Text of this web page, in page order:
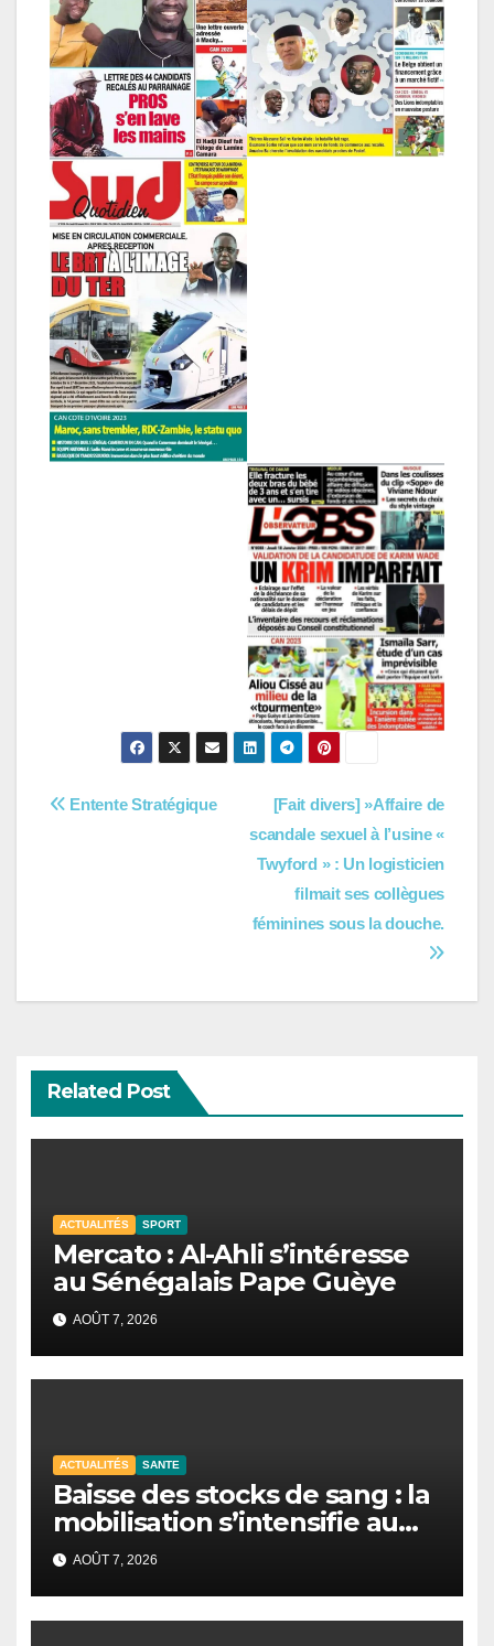
Navigation
[Fait divers] »Affaire de
scandale sexuel à l’usine «
Twyford » : Un logisticien
filmait ses collègues
féminines sous la douche.
Entente Stratégique
Related Post
ACTUALITÉS SPORT
Mercato : Al-Ahli s’intéresse
au Sénégalais Pape Guèye
AOÛT 7, 2026
ACTUALITÉS SANTE
Baisse des stocks de sang : la
mobilisation s’intensifie au
CNTS de Dakar.
AOÛT 7, 2026